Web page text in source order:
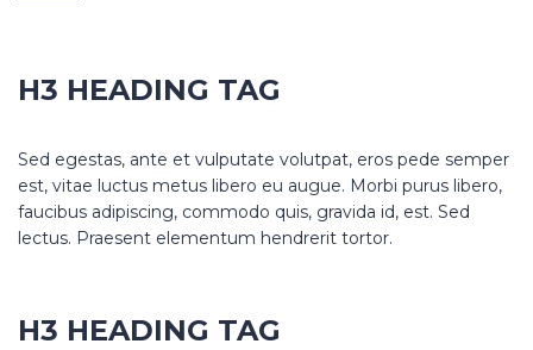
H3 HEADING TAG
Sed egestas, ante et vulputate volutpat, eros pede semper
est, vitae luctus metus libero eu augue. Morbi purus libero,
faucibus adipiscing, commodo quis, gravida id, est. Sed
lectus. Praesent elementum hendrerit tortor.
H3 HEADING TAG